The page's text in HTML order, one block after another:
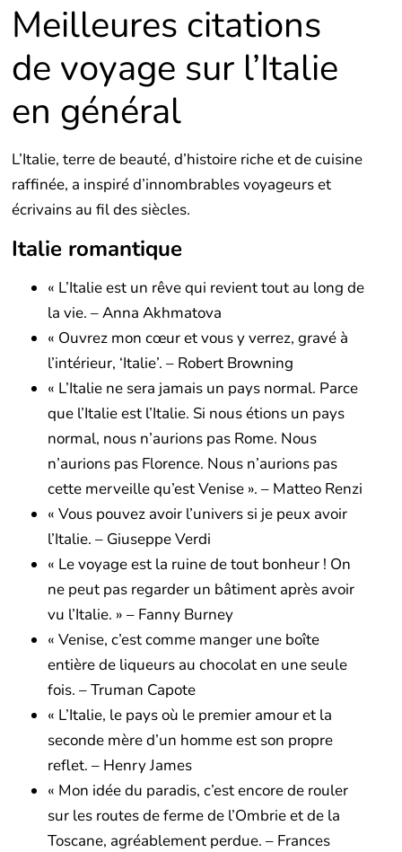
Meilleures citations
de voyage sur l’Italie
en général
L’Italie, terre de beauté, d’histoire riche et de cuisine
raffinée, a inspiré d’innombrables voyageurs et
écrivains au fil des siècles.
Italie romantique
« L’Italie est un rêve qui revient tout au long de
la vie. – Anna Akhmatova
« Ouvrez mon cœur et vous y verrez, gravé à
l’intérieur, ‘Italie’. – Robert Browning
« L’Italie ne sera jamais un pays normal. Parce
que l’Italie est l’Italie. Si nous étions un pays
normal, nous n’aurions pas Rome. Nous
n’aurions pas Florence. Nous n’aurions pas
cette merveille qu’est Venise ». – Matteo Renzi
« Vous pouvez avoir l’univers si je peux avoir
l’Italie. – Giuseppe Verdi
« Le voyage est la ruine de tout bonheur ! On
ne peut pas regarder un bâtiment après avoir
vu l’Italie. » – Fanny Burney
« Venise, c’est comme manger une boîte
entière de liqueurs au chocolat en une seule
fois. – Truman Capote
« L’Italie, le pays où le premier amour et la
seconde mère d’un homme est son propre
reflet. – Henry James
« Mon idée du paradis, c’est encore de rouler
sur les routes de ferme de l’Ombrie et de la
Toscane, agréablement perdue. – Frances